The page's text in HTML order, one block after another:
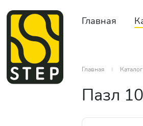
Главная
Главная
Пазл